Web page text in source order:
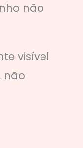
não
visível
não